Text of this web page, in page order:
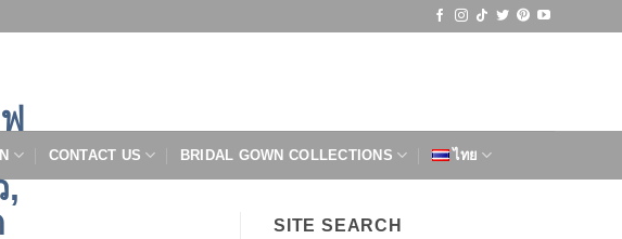
CONTACT US BRIDAL GOWN COLLECTIONS ไทย
SITE SEARCH